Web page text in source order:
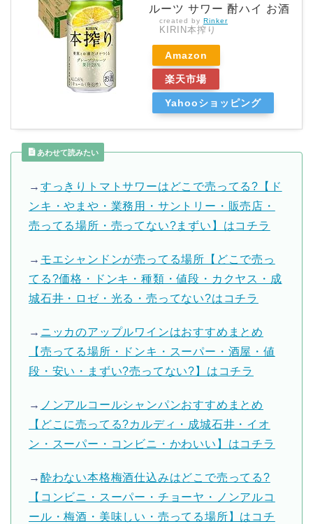
ルーツ サワー 酎ハイ お酒
created by Rinker
KIRIN本搾り
Amazon
楽天市場
Yahooショッピング
あわせて読みたい
→ すっきりトマトサワーはどこで売ってる?【ド
ンキ・やまや・業務用・サントリー・販売店・
売ってる場所・売ってない?まずい】はコチラ
→ モエシャンドンが売ってる場所【どこで売っ
てる?価格・ドンキ・種類・値段・カクヤス・成
城石井・ロゼ・光る・売ってない?はコチラ
→ ニッカのアップルワインはおすすめまとめ
【売ってる場所・ドンキ・スーパー・酒屋・値
段・安い・まずい?売ってない?】はコチラ
→ ノンアルコールシャンパンおすすめまとめ
【どこに売ってる?カルディ・成城石井・イオ
ン・スーパー・コンビニ・かわいい】はコチラ
→ 酔わない本格梅酒仕込みはどこで売ってる?
【コンビニ・スーパー・チョーヤ・ノンアルコ
ール・梅酒・美味しい・売ってる場所】はコチ